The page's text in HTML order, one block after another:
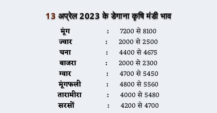
13 अप्रेल 2023 के डेगाना कृषि मंडी भाव
मूंग :
7200 से 8100
ज्वार :
2000 से 2500
चना :
4400 से 4675
बाजरा :
2000 से 2300
ग्वार :
4700 से 5450
मूंगफली :
4800 से 5560
तारामीरा :
4000 से 5480
सरसों :
4200 से 4700